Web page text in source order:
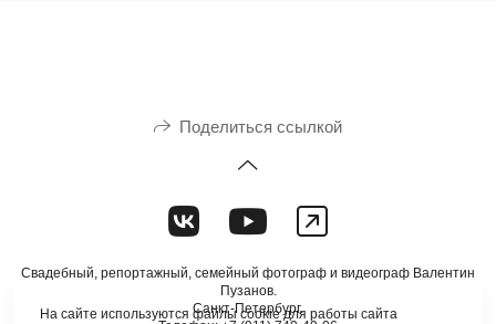
Поделиться ссылкой
Свадебный, репортажный, семейный фотограф и видеограф Валентин
Пузанов.
Санкт-Петербург.
На сайте используются файлы cookie для работы сайта